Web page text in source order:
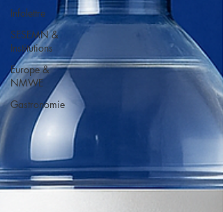
Infolettre
SESEMN &
Institutions
Europe &
NMWE
Gastronomie